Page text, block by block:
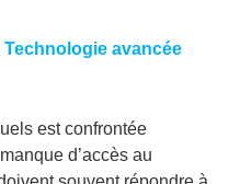
avancée
est confrontée
d’accès au